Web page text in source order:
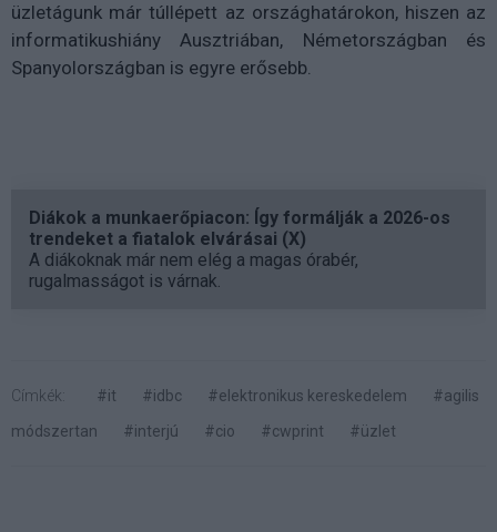
üzletágunk már túllépett az országhatárokon, hiszen az
informatikushiány Ausztriában, Németországban és
Spanyolországban is egyre erősebb.
Diákok a munkaerőpiacon: Így formálják a 2026-os
trendeket a fiatalok elvárásai (X)
A diákoknak már nem elég a magas órabér,
rugalmasságot is várnak.
Címkék: #it #idbc #elektronikus kereskedelem
#agilis
módszertan
#interjú #cio #cwprint #üzlet